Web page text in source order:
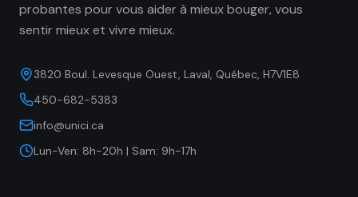
probantes pour vous aider à mieux bouger, vous
sentir mieux et vivre mieux.
3820 Boul. Levesque Ouest, Laval, Québec, H7V1E8
450-682-5383
info@unici.ca
Lun-Ven: 8h-20h | Sam: 9h-17h